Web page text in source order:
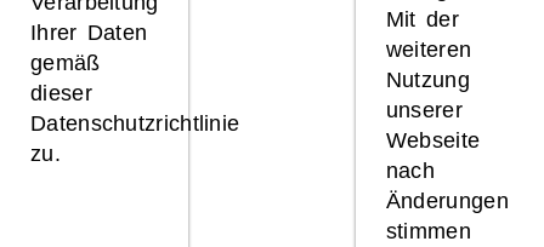
Ihrer Daten
gemäß
dieser
Datenschutzrichtlinie
zu.
Mit der
weiteren
Nutzung
unserer
Webseite
nach
Änderungen
stimmen